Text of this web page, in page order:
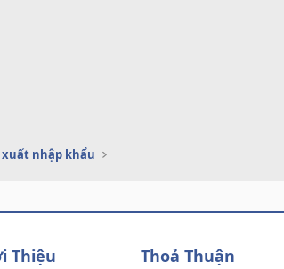
xuất nhập khẩu
Thiệu Thoả Thuận